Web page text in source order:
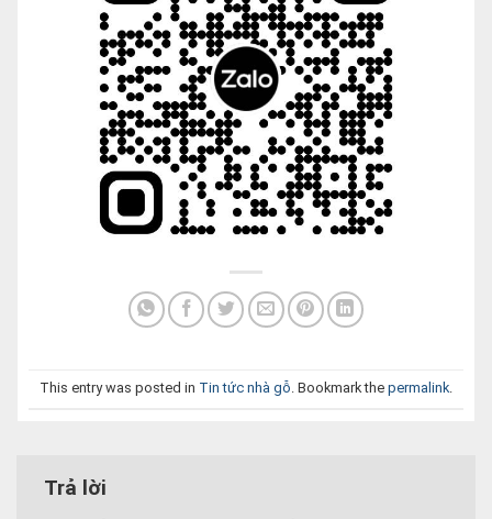
This entry was posted in Tin tức nhà gỗ . Bookmark the permalink
Trả lời